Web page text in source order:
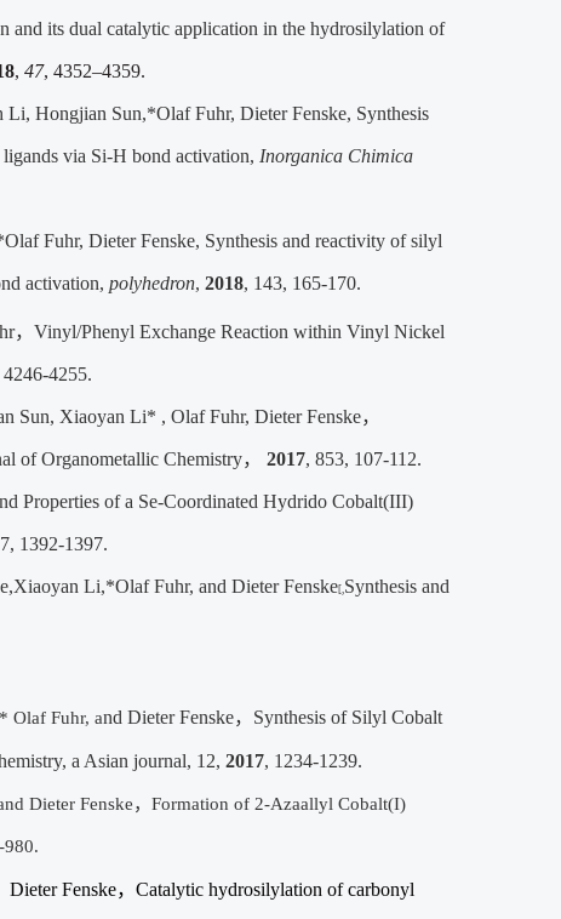
and its dual catalytic application in the hydrosilylation of
, 47, 4352–4359.
Hongjian Sun,*Olaf Fuhr, Dieter Fenske, Synthesis
via Si-H bond activation, Inorganica Chimica
Fuhr, Dieter Fenske, Synthesis and reactivity of silyl
activation, polyhedron, 2018, 143, 165-170.
， Vinyl/Phenyl Exchange Reaction within Vinyl Nickel
4255.
Sun, Xiaoyan Li* , Olaf Fuhr, Dieter Fenske，
of Organometallic Chemistry， 2017, 853, 107-112.
Properties of a Se-Coordinated Hydrido Cobalt(III)
1392-1397.
Li,*Olaf Fuhr, and Dieter Fenske[,Synthesis and
Olaf Fuhr, and Dieter Fenske， Synthesis of Silyl Cobalt
a Asian journal, 12, 2017, 1234-1239.
Dieter Fenske， Formation of 2‑Azaallyl Cobalt(I)
980.
Dieter Fenske， Catalytic hydrosilylation of carbonyl